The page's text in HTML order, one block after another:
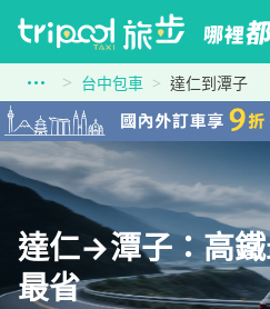
台中包車 達仁到潭子
達仁→潭子：高
最省